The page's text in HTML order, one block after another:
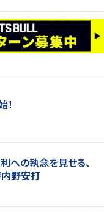
への執念を見せる、
野安打